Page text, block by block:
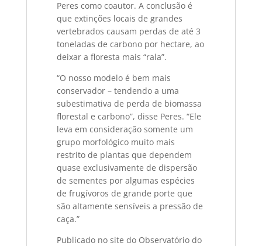
Peres como coautor. A conclusão é
que extinções locais de grandes
vertebrados causam perdas de até 3
toneladas de carbono por hectare, ao
deixar a floresta mais “rala”.
“O nosso modelo é bem mais
conservador – tendendo a uma
subestimativa de perda de biomassa
florestal e carbono”, disse Peres. “Ele
leva em consideração somente um
grupo morfológico muito mais
restrito de plantas que dependem
quase exclusivamente de dispersão
de sementes por algumas espécies
de frugívoros de grande porte que
são altamente sensíveis a pressão de
caça.”
Publicado no site do Observatório do